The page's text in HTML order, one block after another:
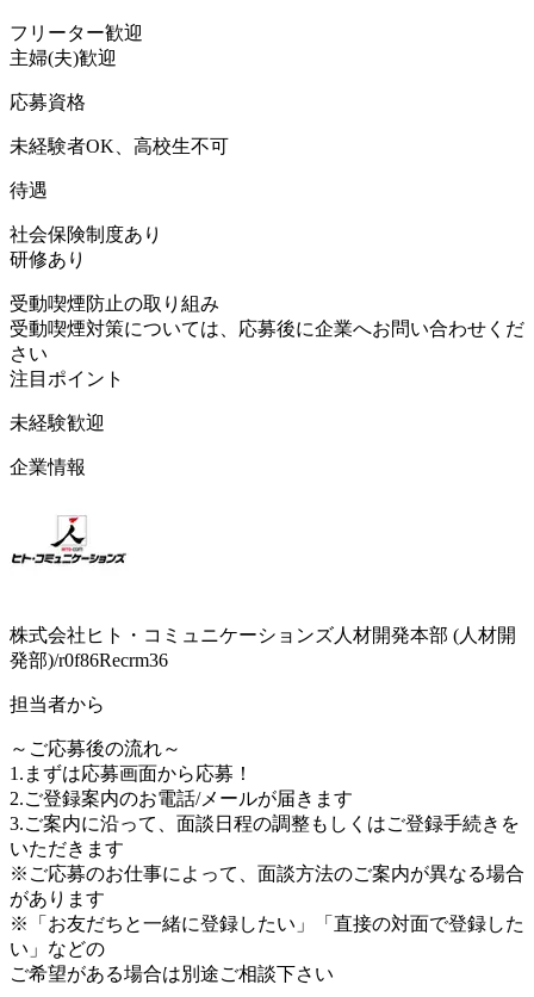
フリーター歓迎
主婦(夫)歓迎
応募資格
未経験者OK、高校生不可
待遇
社会保険制度あり
研修あり
受動喫煙防止の取り組み
受動喫煙対策については、応募後に企業へお問い合わせくだ
さい
注目ポイント
未経験歓迎
企業情報
株式会社ヒト・コミュニケーションズ人材開発本部 (人材開
発部)/r0f86Recrm36
担当者から
～ご応募後の流れ～
1.まずは応募画面から応募！
2.ご登録案内のお電話/メールが届きます
3.ご案内に沿って、面談日程の調整もしくはご登録手続きを
いただきます
※ご応募のお仕事によって、面談方法のご案内が異なる場合
があります
※「お友だちと一緒に登録したい」「直接の対面で登録した
い」などの
ご希望がある場合は別途ご相談下さい